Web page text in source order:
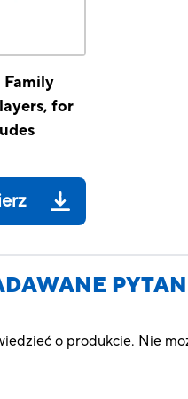
Family
for
o produkcie. Nie